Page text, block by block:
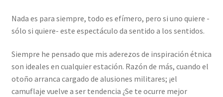
Nada es para siempre, todo es efímero, pero si uno quiere -
sólo si quiere- este espectáculo da sentido a los sentidos.
Siempre he pensado que mis aderezos de inspiración étnica
son ideales en cualquier estación. Razón de más, cuando el
otoño arranca cargado de alusiones militares; ¡el
camuflaje vuelve a ser tendencia ¿Se te ocurre mejor